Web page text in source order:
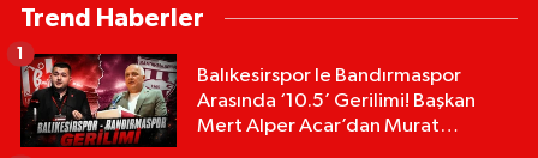
Trend Haberler
Balıkesirspor le Bandırmaspor
Arasında ‘10.5’ Gerilimi! Başkan
Mert Alper Acar’dan Murat
1